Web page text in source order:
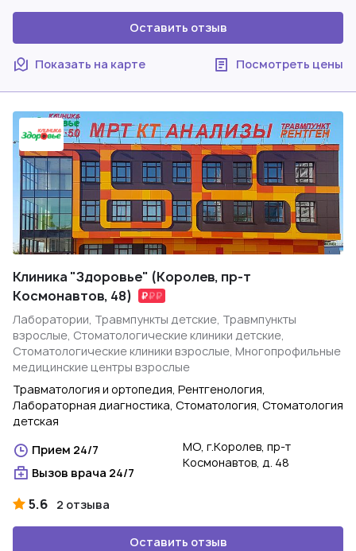
Оставить отзыв
Показать на карте Посмотреть цены
Клиника "Здоровье" (Королев, пр-т
Космонавтов, 48)
Лаборатории, Травмпункты детские, Травмпункты
взрослые, Стоматологические клиники детские,
Стоматологические клиники взрослые, Многопрофильные
медицинские центры взрослые
Травматология и ортопедия, Рентгенология,
Лабораторная диагностика, Стоматология, Стоматология
детская
Прием 24/7
Вызов врача 24/7
МО, г.Королев, пр-т
Космонавтов, д. 48
5.6 2 отзыва
Оставить отзыв